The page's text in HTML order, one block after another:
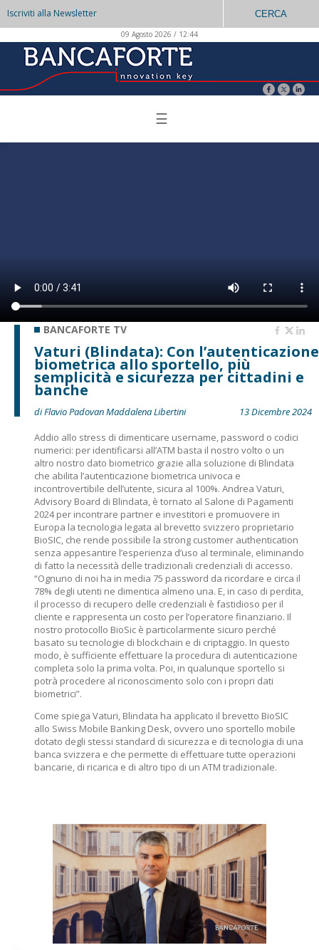
Iscriviti alla Newsletter CERCA
09 Agosto 2026 / 12:44
☰
BANCAFORTE TV
Vaturi (Blindata): Con l’autenticazione
biometrica allo sportello, più
semplicità e sicurezza per cittadini e
banche
di Flavio Padovan Maddalena Libertini
13 Dicembre 2024
Addio allo stress di dimenticare username, password o codici
numerici: per identificarsi all’ATM basta il nostro volto o un
altro nostro dato biometrico grazie alla soluzione di Blindata
che abilita l’autenticazione biometrica univoca e
incontrovertibile dell’utente, sicura al 100%. Andrea Vaturi,
Advisory Board di Blindata, è tornato al Salone di Pagamenti
2024 per incontrare partner e investitori e promuovere in
Europa la tecnologia legata al brevetto svizzero proprietario
BioSIC, che rende possibile la strong customer authentication
senza appesantire l’esperienza d’uso al terminale, eliminando
di fatto la necessità delle tradizionali credenziali di accesso.
“Ognuno di noi ha in media 75 password da ricordare e circa il
78% degli utenti ne dimentica almeno una. E, in caso di perdita,
il processo di recupero delle credenziali è fastidioso per il
cliente e rappresenta un costo per l’operatore finanziario. Il
nostro protocollo BioSic è particolarmente sicuro perché
basato su tecnologie di blockchain e di criptaggio. In questo
modo, è sufficiente effettuare la procedura di autenticazione
completa solo la prima volta. Poi, in qualunque sportello si
potrà procedere al riconoscimento solo con i propri dati
biometrici”.
Come spiega Vaturi, Blindata ha applicato il brevetto BioSIC
allo Swiss Mobile Banking Desk, ovvero uno sportello mobile
dotato degli stessi standard di sicurezza e di tecnologia di una
banca svizzera e che permette di effettuare tutte operazioni
bancarie, di ricarica e di altro tipo di un ATM tradizionale.